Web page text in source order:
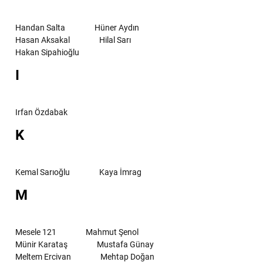
Handan Salta
Hüner Aydın
Hasan Aksakal
Hilal Sarı
Hakan Sipahioğlu
I
Irfan Özdabak
K
Kemal Sarıoğlu Kaya İmrag
M
Mesele 121
Mahmut Şenol
Münir Karataş
Mustafa Günay
Meltem Ercivan
Mehtap Doğan